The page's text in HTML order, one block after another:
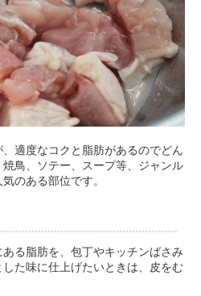
適度なコクと脂肪があるのでどん
鳥、ソテー、スープ等、ジャンル
のある部位です。
る脂肪を、包丁やキッチンばさみ
た味に仕上げたいときは、皮をむ